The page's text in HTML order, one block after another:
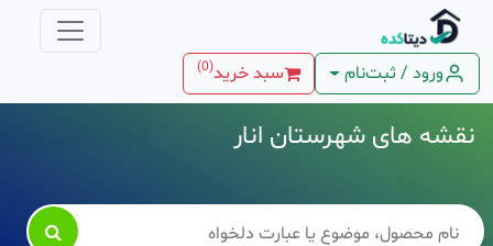
ورود / ثبت‌نام سبد خرید(
0
)
نقشه های شهرستان انار
